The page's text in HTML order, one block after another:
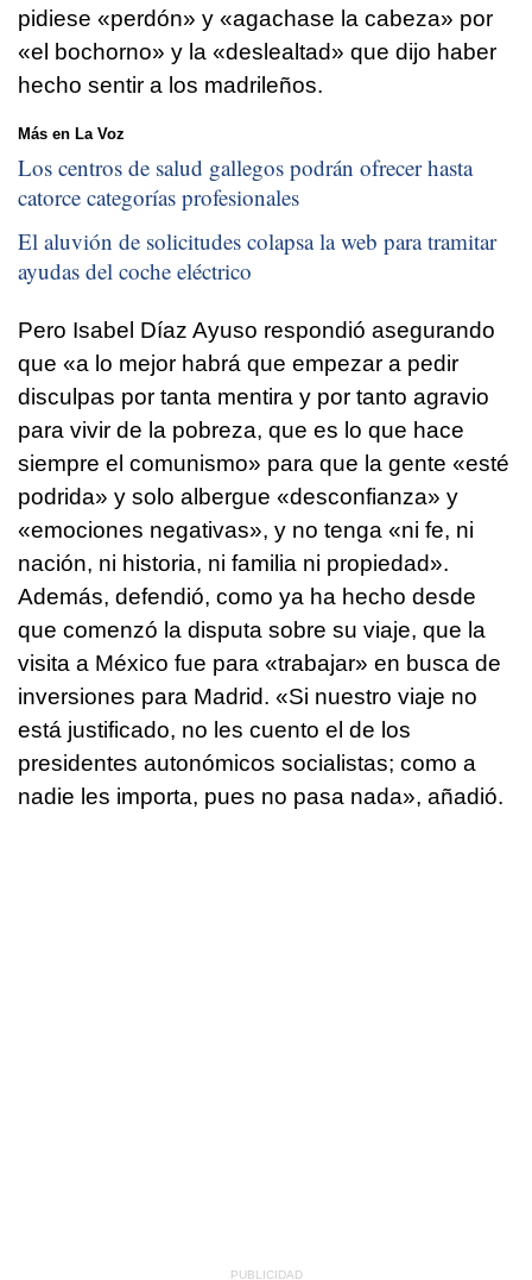
pidiese «perdón» y «agachase la cabeza» por
«el bochorno» y la «deslealtad» que dijo haber
hecho sentir a los madrileños.
Más en La Voz
Los centros de salud gallegos podrán ofrecer hasta
catorce categorías profesionales
El aluvión de solicitudes colapsa la web para tramitar
ayudas del coche eléctrico
Pero Isabel Díaz Ayuso respondió asegurando
que «a lo mejor habrá que empezar a pedir
disculpas por tanta mentira y por tanto agravio
para vivir de la pobreza, que es lo que hace
siempre el comunismo» para que la gente «esté
podrida» y solo albergue «desconfianza» y
«emociones negativas», y no tenga «ni fe, ni
nación, ni historia, ni familia ni propiedad».
Además, defendió, como ya ha hecho desde
que comenzó la disputa sobre su viaje, que la
visita a México fue para «trabajar» en busca de
inversiones para Madrid. «Si nuestro viaje no
está justificado, no les cuento el de los
presidentes autonómicos socialistas; como a
nadie les importa, pues no pasa nada», añadió.